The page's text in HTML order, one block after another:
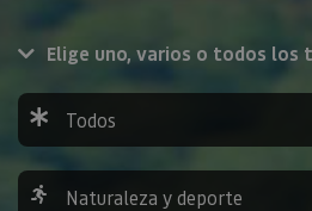
Elige uno, varios o todos los
Todos
Naturaleza y deporte